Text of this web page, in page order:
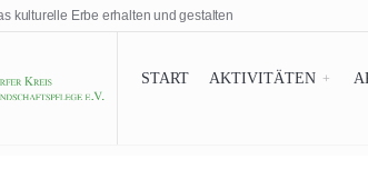
kulturelle Erbe erhalten und gestalten
START AKTIVITÄTEN